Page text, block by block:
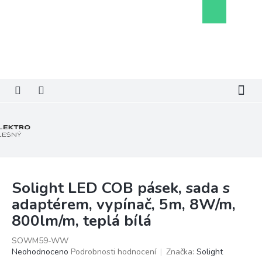
košík
Solight LED COB pásek, sada s
adaptérem, vypínač, 5m, 8W/m,
800lm/m, teplá bílá
SOWM59-WW
Průměrné
Neohodnoceno Podrobnosti hodnocení Značka: Solight